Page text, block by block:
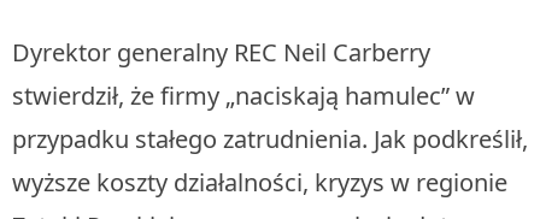
Dyrektor generalny REC Neil Carberry
stwierdził, że firmy „naciskają hamulec” w
przypadku stałego zatrudnienia. Jak podkreślił,
wyższe koszty działalności, kryzys w regionie